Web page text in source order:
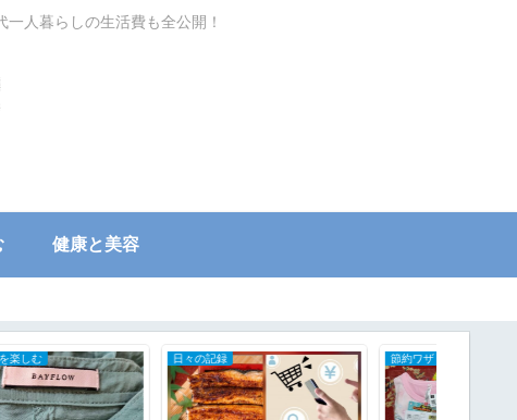
人暮らしの生活費も全公開！
健康と美容
自分で家のメンテナンスDIY 関節リウマチ初期症状と治療の全記録